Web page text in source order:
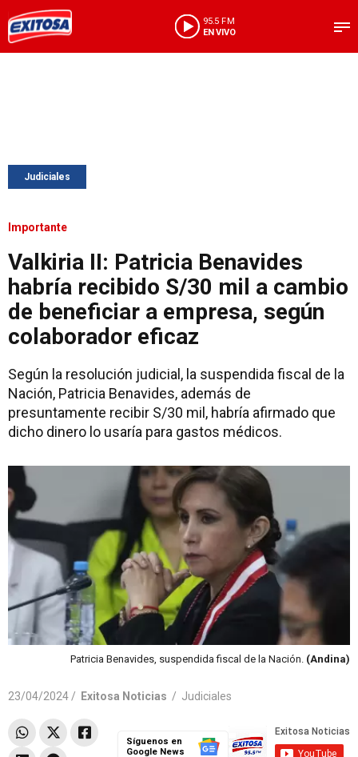
95.5 FM
EN VIVO
Judiciales
Importante
Valkiria II: Patricia Benavides
habría recibido S/30 mil a cambio
de beneficiar a empresa, según
colaborador eficaz
Según la resolución judicial, la suspendida fiscal de la
Nación, Patricia Benavides, además de
presuntamente recibir S/30 mil, habría afirmado que
dicho dinero lo usaría para gastos médicos.
Patricia Benavides, suspendida fiscal de la Nación. (Andina)
23/04/2024 / Exitosa Noticias / Judiciales
Síguenos en
Google News